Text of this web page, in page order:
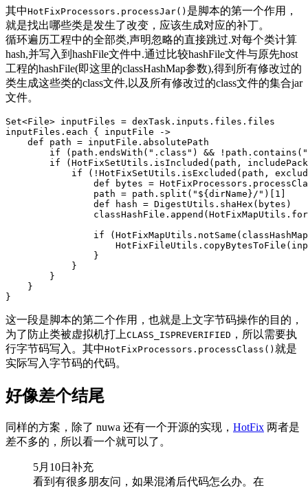
其中HotFixProcessors.processJar() 是脚本的第一个作用，
就是找出哪些类是发生了改变，应该生成对应的补丁。
循环遍历工程中的全部类,声明忽略的直接跳过.对每个类计算
hash,并写入到hashFile文件中.通过比较hashFile文件与原先host
工程的hashFile(即这里的classHashMap参数),得到所有修改过的
类生成这些类的class文件,以及所有修改过的class文件的集合jar
文件。
Set<File> inputFiles = dexTask . inputs . files . files
inputFiles . each { inputFile
->
def
path = inputFile . absolutePath
if
( path . endsWith ( ".class" ) && ! path . contains (
if
( HotFixSetUtils . isIncluded ( path ,
if
(! HotFixSetUtils . isExcluded ( path ,
def
bytes = HotFixProcessors .
path = path . split ( "${dirName}/" )[ 1
def
hash = DigestUtils . shaHex ( bytes )
classHashFile . append ( HotFixMapUtils .
if
( HotFixMapUtils . notSame ( classHashMap
HotFixFileUtils . copyBytesToFile (
}
}
}
}
}
这一段是脚本的第二个作用，也就是上文字节码操作的目的，
为了防止类被虚拟机打上CLASS_ISPREVERIFIED ，所以需要执
行字节码写入。其中HotFixProcessors.processClass() 就是
实际写入字节码的代码。
好像差个结尾
同样的方案，除了 nuwa 还有一个开源的实现， HotFix 两者是
差不多的，所以看一个就可以了。
5月10日补充
看到有很多朋友问，如果混淆后代码怎么办。在